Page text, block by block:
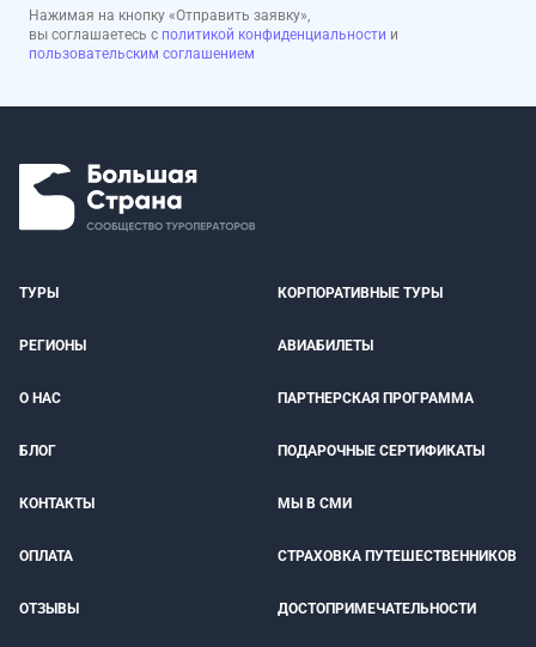
Нажимая на кнопку «Отправить заявку»,
вы соглашаетесь с политикой конфиденциальности и
пользовательским соглашением
ТУРЫ КОРПОРАТИВНЫЕ ТУРЫ
РЕГИОНЫ АВИАБИЛЕТЫ
О НАС ПАРТНЕРСКАЯ ПРОГРАММА
БЛОГ ПОДАРОЧНЫЕ СЕРТИФИКАТЫ
КОНТАКТЫ МЫ В СМИ
ОПЛАТА СТРАХОВКА ПУТЕШЕСТВЕННИКОВ
ОТЗЫВЫ ДОСТОПРИМЕЧАТЕЛЬНОСТИ